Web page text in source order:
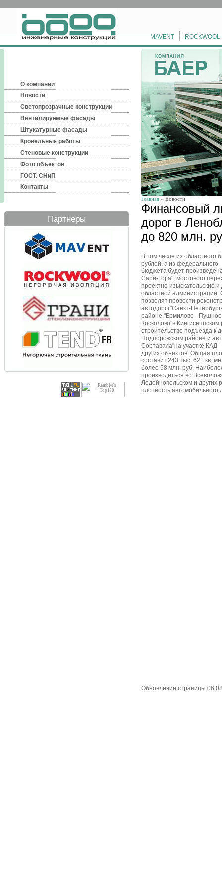
MAVENT ROCKWOOL
О компании
Новости
Светопрозрачные конструкции
Вентилируемые фасады
Штукатурные фасады
Кровельные работы
Стеновые конструкции
Фото объектов
ГОСТ, СНиП
Контакты
Партнеры
Главная » Новости
Финансовый
дорог в
до 820 млн.
В том числе из
рублей, а из федерального
бюджета будет
Сари-Гора", мостового
проектно-изыскательские
областной
позволят провести
автодорог"Санкт-
районе,"Ермилово -
Косколово"в
строительство подъезда к
Подпорожском районе и
Сортавала"на участке КАД
других объектов. Общая
составит 243 тыс. 621 кв.
более 58 млн. руб.
производиться во
Лодейнопольском и других
плотность
Обновление страницы